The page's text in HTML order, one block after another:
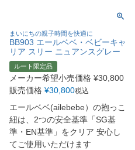
まいにちの親子時間を快適に
BB903 エールベベ・ベビーキャ
リア スリー ニュアンスグレー
ルート限定品
メーカー希望小売価格 ¥30,800
販売価格 ¥30,800税込
エールベベ(ailebebe）の抱っこ
紐は、2つの安全基準「SG基
準・EN基準」をクリア 安心し
てご使用いただけます